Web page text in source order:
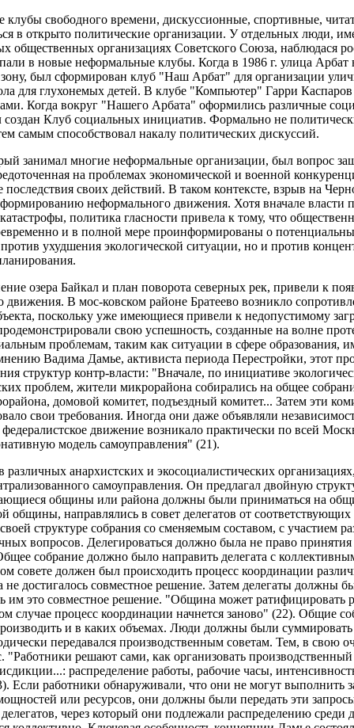
клубы свободного времени, дискуссионные, спортивные,
в открыто политические организации. У отдельных люди,
общественных организациях Советского Союза, наблюдася
в новые неформальные клубы. Когда в 1986 г. улица
был сформирован клуб "Наш Арбат" для организации
для глухонемых детей. В клубе "Компьютер" Гарри Каспаров
Когда вокруг "Нашего Арбата" оформились различные
создан Клуб социальных инициатив. Формально не
самым способствовал накалу политических дискуссий.
занимал многие неформальные организации, был вопрос
на проблемах экономической и военной
последствия своих действий. В таком контексте, взрыв на
неформального движения. Хотя вначале власти
политика гласности привела к тому, что
и в полной мере проинформированы о
ухудшения экологической ситуации, но и против
озера Байкал и план поворота северных рек, привели к
движения. В мос-ковском районе Братеево возникло
поскольку уже имеющиеся привели к недопустимому
свою успешность, созданные на волне
проблемам, таким как ситуации в сфере образования,
Вадима Дамье, активиста периода Перестройки, этот
структур контр-власти: "Вначале, по инициативе
проблем, жители микрорайона собирались на общее
домовой комитет, подъездный комитет... Затем эти
свои требования. Иногда они даже объявляли
движение возникало практически по всей
модель самоуправления" (21).
различных анархистских и экосоциалистических
самоуправления. Он предлагал двойную
общины или района должны были приниматься на
общины, направлялись в совет делегатов от
структуре собрания со сменяемым составом, с участием
вопросов. Делегироваться должно была не право
собрание должно было направить делегата с
совете должен был происходить процесс координации
не достигалось совместное решение. Затем делегаты должны
им это совместное решение. "Община может ратифицировать
случае процесс координации начнется заново" (22). Общие
и в каких объемах. Люди должны были
передавался производственным советам. Тем, в свою
"Работники решают сами, как организовать
распределение работы, рабочие часы,
Если работники обнаруживали, что они не могут выполнить
или ресурсов, они должны были передать эти
через который они подлежали распределению